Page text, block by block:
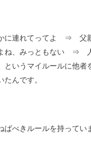
に連れてってよ ⇒ 父
ね、みっともない ⇒
というマイルールに他
んです。
べきルールを持ってい